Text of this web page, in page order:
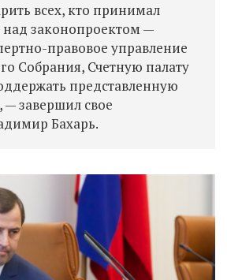
всех, кто принимал
над законопроектом —
правовое управление
Собрания, Счетную палату
представленную
— завершил свое
Бахарь.